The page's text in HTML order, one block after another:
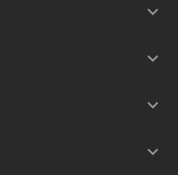



